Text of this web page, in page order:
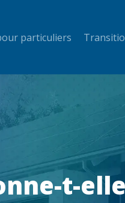
particuliers
t-